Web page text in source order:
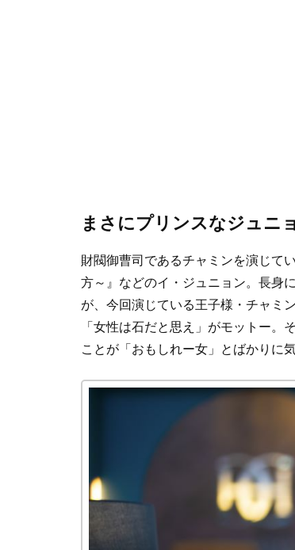
まさにプリンスなジュニ
財閥御曹司であるチャミンを演じて
方～』などのイ・ジュニョン。長身
が、今回演じている王子様・チャミ
「女性は石だと思え」がモットー
ことが「おもしれー女」とばかりに